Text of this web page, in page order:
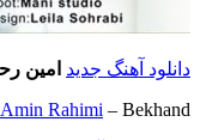
دانلود آهنگ جدید امین
Amin Rahimi – Bekhand